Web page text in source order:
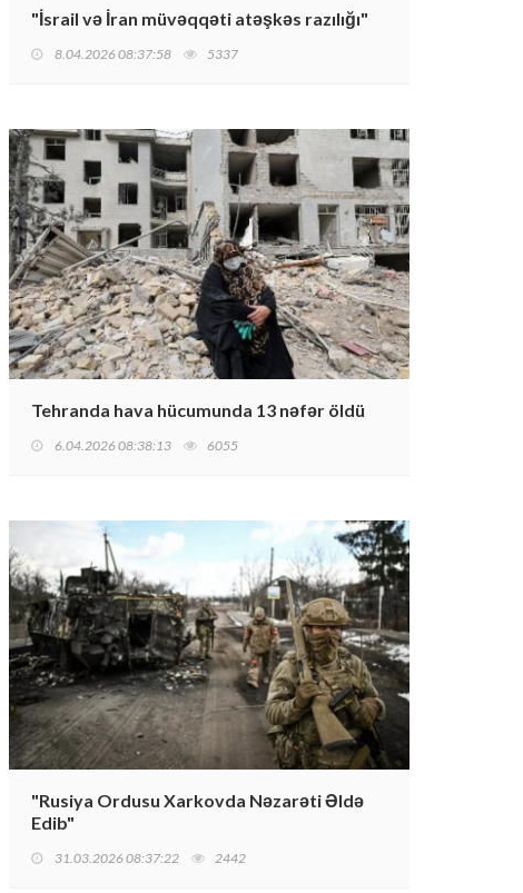
"İsrail və İran müvəqqəti atəşkəs razılığı"
8.04.2026 08:37:58 5337
Tehranda hava hücumunda 13 nəfər öldü
6.04.2026 08:38:13 6055
"Rusiya Ordusu Xarkovda Nəzarəti Əldə
Edib"
31.03.2026 08:37:22 2442